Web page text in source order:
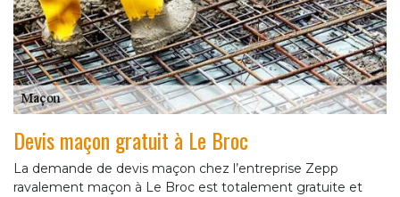
Devis maçon gratuit à Le Broc
La demande de devis maçon chez l’entreprise Zepp
ravalement maçon à Le Broc est totalement gratuite et